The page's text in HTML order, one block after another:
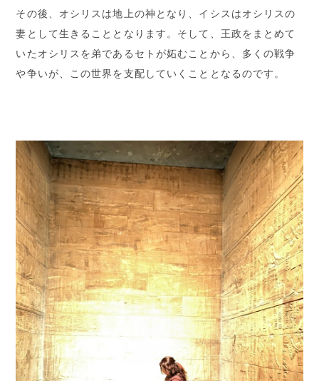
その後、オシリスは地上の神となり、イシスはオシリスの
妻として生きることとなります。そして、王政をまとめて
いたオシリスを弟であるセトが妬むことから、多くの戦争
や争いが、この世界を支配していくこととなるのです。